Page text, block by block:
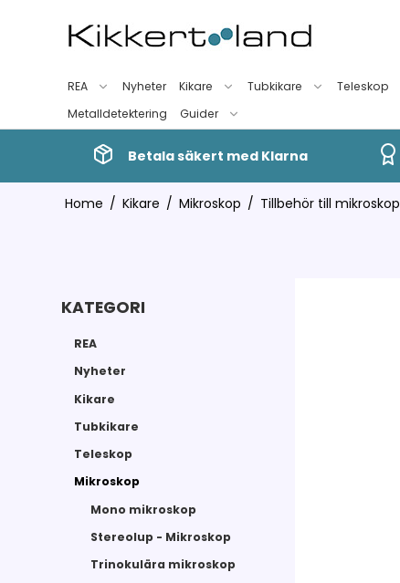
REA Nyheter Kikare Tubkikare Teleskop
Metalldetektering
Guider
Betala säkert med Klarna
Home / Kikare / Mikroskop / Tillbehör till mikroskop
KATEGORI
REA
Nyheter
Kikare
Tubkikare
Teleskop
Mikroskop
Mono mikroskop
Stereolup - Mikroskop
Trinokulära mikroskop